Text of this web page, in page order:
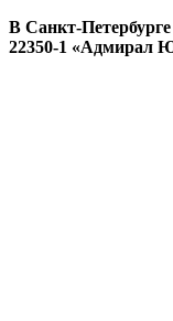
В Санкт-
22350-1 «Адмирал